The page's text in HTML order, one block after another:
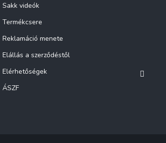
Sakk videók
Termékcsere
Reklamáció menete
Elállás a szerződéstől
Elérhetőségek
ÁSZF